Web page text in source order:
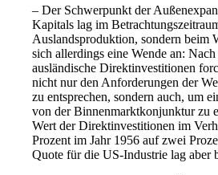
– Der Schwerpunkt der
Kapitals lag im
Auslandsproduktion, sondern beim
sich allerdings eine Wende an:
ausländische Direktinvestitionen
nicht nur den Anforderungen der
zu entsprechen, sondern auch, um
von der Binnenmarktkonjunktur zu
Wert der Direktinvestitionen im
Prozent im Jahr 1956 auf zwei
Quote für die US-Industrie lag aber